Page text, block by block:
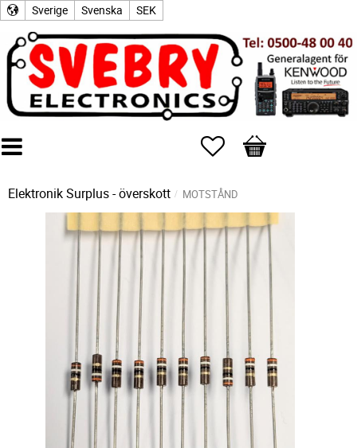
Sverige Svenska SEK
Favoriter
Kundvagn
Elektronik Surplus - överskott MOTSTÅND